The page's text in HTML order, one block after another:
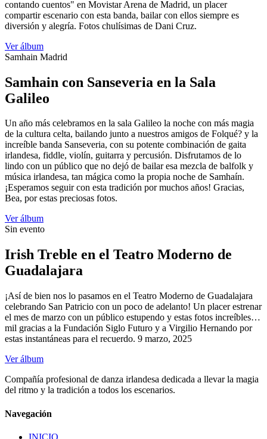
contando cuentos" en Movistar Arena de Madrid, un placer
compartir escenario con esta banda, bailar con ellos siempre es
diversión y alegría. Fotos chulísimas de Dani Cruz.
Ver álbum
Samhain Madrid
Samhain con Sanseveria en la Sala
Galileo
Un año más celebramos en la sala Galileo la noche con más magia
de la cultura celta, bailando junto a nuestros amigos de Folqué? y la
increíble banda Sanseveria, con su potente combinación de gaita
irlandesa, fiddle, violín, guitarra y percusión. Disfrutamos de lo
lindo con un público que no dejó de bailar esa mezcla de balfolk y
música irlandesa, tan mágica como la propia noche de Samhaín.
¡Esperamos seguir con esta tradición por muchos años! Gracias,
Bea, por estas preciosas fotos.
Ver álbum
Sin evento
Irish Treble en el Teatro Moderno de
Guadalajara
¡Así de bien nos lo pasamos en el Teatro Moderno de Guadalajara
celebrando San Patricio con un poco de adelanto! Un placer estrenar
el mes de marzo con un público estupendo y estas fotos increíbles…
mil gracias a la Fundación Siglo Futuro y a Virgilio Hernando por
estas instantáneas para el recuerdo. 9 marzo, 2025
Ver álbum
Compañía profesional de danza irlandesa dedicada a llevar la magia
del ritmo y la tradición a todos los escenarios.
Navegación
INICIO